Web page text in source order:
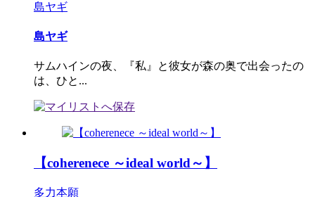
島ヤギ
島ヤギ
サムハインの夜、『私』と彼女が森の奥で出会ったの
は、ひと...
【coherenece ～ideal world～】
多力本願